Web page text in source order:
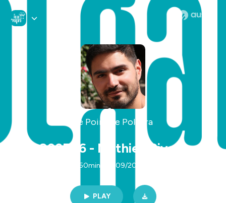
Le Point de Polgara
S03E06 - Mathieu Rivero
50min | 10/09/2025
PLAY